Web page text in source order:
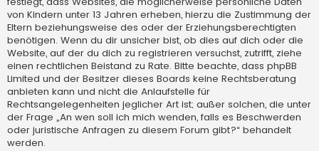
von Kindern unter 13 Jahren erheben, hierzu die Zustimmung der
Eltern beziehungsweise des oder der Erziehungsberechtigten
benötigen. Wenn du dir unsicher bist, ob dies auf dich oder die
Website, auf der du dich zu registrieren versuchst, zutrifft, ziehe
einen rechtlichen Beistand zu Rate. Bitte beachte, dass phpBB
Limited und der Besitzer dieses Boards keine Rechtsberatung
anbieten kann und nicht die Anlaufstelle für
Rechtsangelegenheiten jeglicher Art ist; außer solchen, die unter
der Frage „An wen soll ich mich wenden, falls es Beschwerden
oder juristische Anfragen zu diesem Forum gibt?“ behandelt
werden.